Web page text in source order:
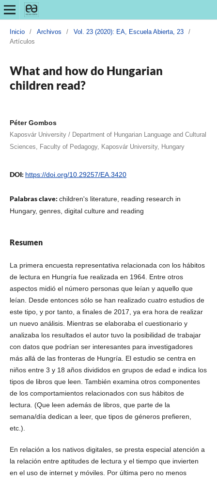
Inicio / Archivos / Vol. 23 (2020): EA, Escuela Abierta, 23
/
Artículos
What and how do Hungarian
children read?
Péter Gombos
Kaposvár University / Department of Hungarian Language and Cultural
Sciences, Faculty of Pedagogy, Kaposvár University, Hungary
DOI: https://doi.org/10.29257/EA.3420
Palabras clave: children's literature, reading research in
Hungary, genres, digital culture and reading
Resumen
La primera encuesta representativa relacionada con los hábitos
de lectura en Hungría fue realizada en 1964. Entre otros
aspectos midió el número personas que leían y aquello que
leían. Desde entonces sólo se han realizado cuatro estudios de
este tipo, y por tanto, a finales de 2017, ya era hora de realizar
un nuevo análisis. Mientras se elaboraba el cuestionario y
analizaba los resultados el autor tuvo la posibilidad de trabajar
con datos que podrían ser interesantes para investigadores
más allá de las fronteras de Hungría. El estudio se centra en
niños entre 3 y 18 años divididos en grupos de edad e indica los
tipos de libros que leen. También examina otros componentes
de los comportamientos relacionados con sus hábitos de
lectura. (Que leen además de libros, que parte de la
semana/día dedican a leer, que tipos de géneros prefieren,
etc.).
En relación a los nativos digitales, se presta especial atención a
la relación entre aptitudes de lectura y el tiempo que invierten
en el uso de internet y móviles. Por última pero no menos